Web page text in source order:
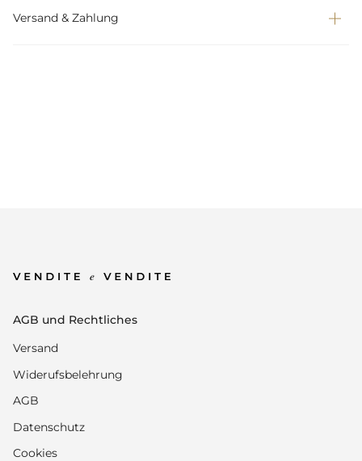
Versand & Zahlung
AGB und Rechtliches
Versand
Widerufsbelehrung
AGB
Datenschutz
Cookies